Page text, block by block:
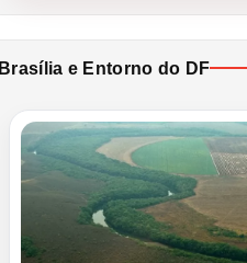
Brasília e Entorno do DF